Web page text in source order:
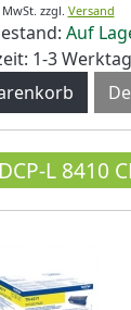
zzgl. Versand
Auf
1-3
L 8410